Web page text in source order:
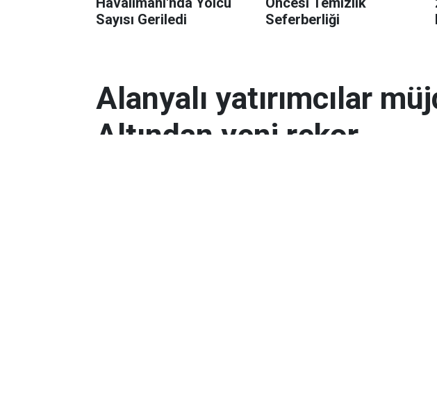
Sayısı Geriledi
Seferberliği
Alanyalı yatırımcılar
Altından yeni rekor